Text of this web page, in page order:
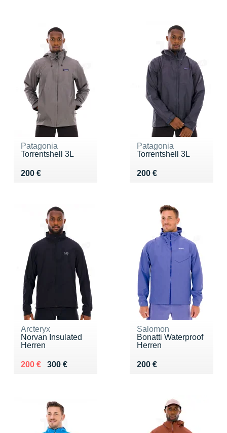
Patagonia
Torrentshell 3L
200 €
Vendu 200 €
Patagonia
Torrentshell 3L
200 €
Vendu 200 €
Arcteryx
Norvan Insulated
Herren
300 €
Au lieu de 300 €
200 €
Vendu 200 €
Salomon
Bonatti Waterproof
Herren
200 €
Vendu 200 €